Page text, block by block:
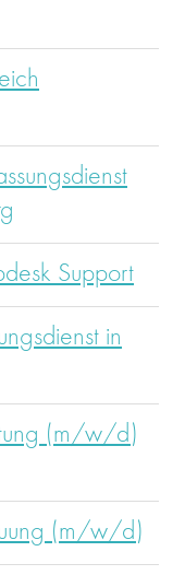
Support
in
(m/w/d)
(m/w/d)